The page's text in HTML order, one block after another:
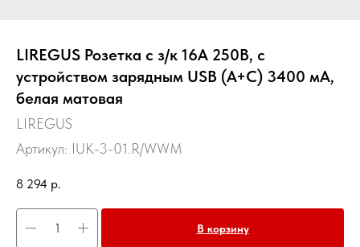
LIREGUS Розетка с з/к 16А 250В, с
устройством зарядным USB (A+C) 3400 мА,
белая матовая
LIREGUS
Артикул: IUK-3-01.R/WWM
8 294 р.
В корзину